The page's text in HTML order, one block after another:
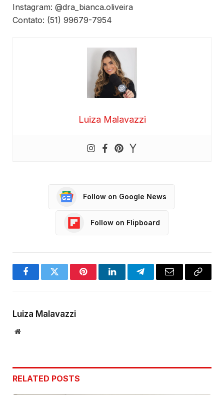
Instagram: @dra_bianca.oliveira
Contato: (51) 99679-7954
Luiza Malavazzi
Follow on Google News
Follow on Flipboard
FacebookTwitter PinterestLinkedInTelegramEmail
Copy
Luiza Malavazzi
Website
RELATED POSTS